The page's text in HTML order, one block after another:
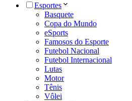
Esportes
Basquete
Copa do Mundo
eSports
Famosos do Esporte
Futebol Nacional
Futebol Internacional
Lutas
Motor
Tênis
Vôlei